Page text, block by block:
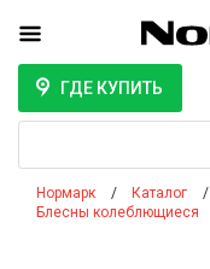
ГДЕ КУПИТЬ
Нормарк Каталог
Блесны колеблющиеся